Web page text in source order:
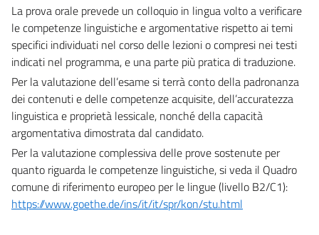
La prova orale prevede un colloquio in lingua volto a verificare
le competenze linguistiche e argomentative rispetto ai temi
specifici individuati nel corso delle lezioni o compresi nei testi
indicati nel programma, e una parte più pratica di traduzione.
Per la valutazione dell’esame si terrà conto della padronanza
dei contenuti e delle competenze acquisite, dell’accuratezza
linguistica e proprietà lessicale, nonché della capacità
argomentativa dimostrata dal candidato.
Per la valutazione complessiva delle prove sostenute per
quanto riguarda le competenze linguistiche, si veda il Quadro
comune di riferimento europeo per le lingue (livello B2/C1):
https://www.goethe.de/ins/it/it/spr/kon/stu.html